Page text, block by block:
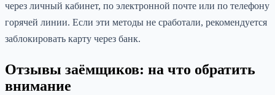
через личный кабинет, по электронной почте или по телефону
горячей линии. Если эти методы не сработали, рекомендуется
заблокировать карту через банк.
Отзывы заёмщиков: на что обратить
внимание